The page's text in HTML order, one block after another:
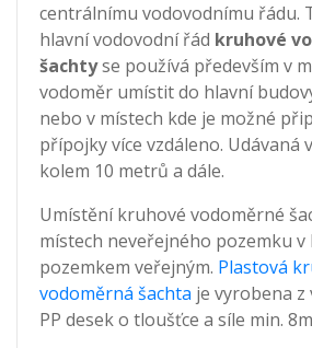
centrálnímu vodovodnímu řádu.
hlavní vodovodní řád kruhové
šachtyse používá především v
vodoměr umístit do hlavní
nebo v místech kde je možné
přípojky více vzdáleno. Udávaná
kolem 10 metrů a dále.
Umístění kruhové vodoměrné
místech neveřejného pozemku
pozemkem veřejným. Plastová
vodoměrná šachta je vyrobena z
PP desek o tloušťce a síle min.